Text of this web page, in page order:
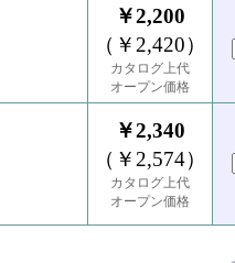
￥2,200
（￥2,420）
カタログ上代
オープン価格
￥2,340
（￥2,574）
カタログ上代
オープン価格